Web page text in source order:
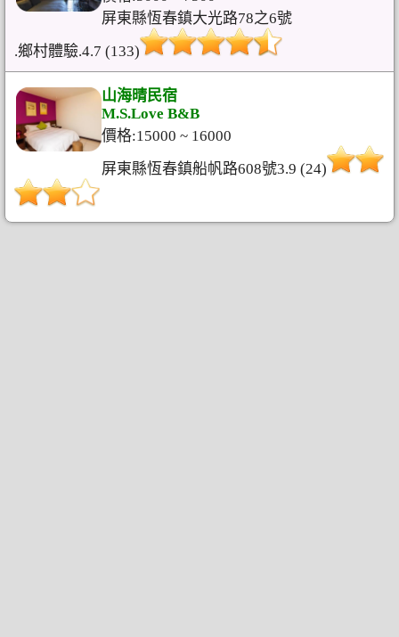
屏東縣恆春鎮大光路78之6號
.鄉村體驗.4.7 (133)
山海晴民宿
M.S.Love B&B
價格:15000 ~ 16000
屏東縣恆春鎮船帆路608號3.9 (24)